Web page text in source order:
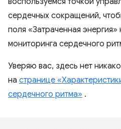
сердечных сокращений,
поля «Затраченная энергия»
мониторинга сердечного
Уверяю вас, здесь нет
на странице
сердечного ритма» .